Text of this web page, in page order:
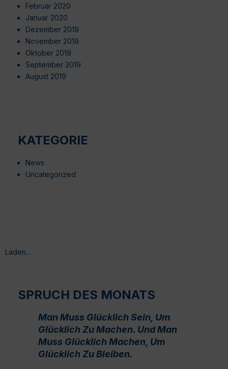
Februar 2020
Januar 2020
Dezember 2019
November 2019
Oktober 2019
September 2019
August 2019
KATEGORIE
News
Uncategorized
Laden...
SPRUCH DES MONATS
Man Muss Glücklich Sein, Um
Glücklich Zu Machen. Und Man
Muss Glücklich Machen, Um
Glücklich Zu Bleiben.